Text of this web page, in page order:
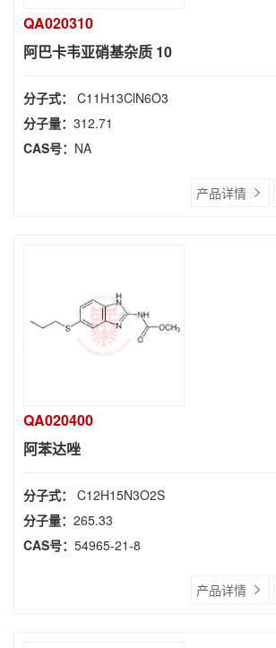
QA020310
阿巴卡韦亚硝基杂质 10
分子式： C11H13ClN6O3
分子量： 312.71
CAS号： NA
产品详情
QA020400
阿苯达唑
分子式： C12H15N3O2S
分子量： 265.33
CAS号： 54965-21-8
产品详情